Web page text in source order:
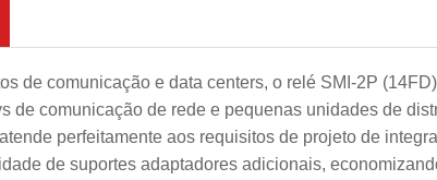
de comunicação e data centers, o relé SMI-2P
de comunicação de rede e pequenas unidades de
perfeitamente aos requisitos de projeto de
de suportes adaptadores adicionais,